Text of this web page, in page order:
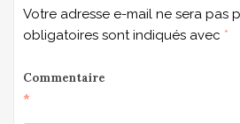
Votre adresse e-mail ne sera pas
obligatoires sont indiqués avec *
Commentaire
*